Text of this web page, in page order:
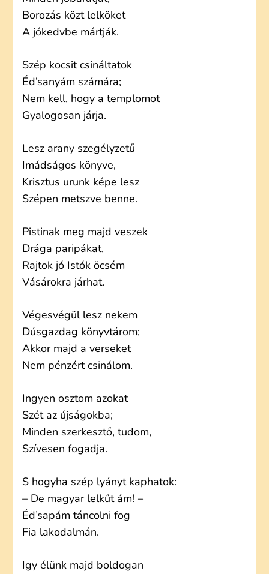
Borozás közt lelköket
A jókedvbe mártják.
Szép kocsit csináltatok
Éd’sanyám számára;
Nem kell, hogy a templomot
Gyalogosan járja.
Lesz arany szegélyzetű
Imádságos könyve,
Krisztus urunk képe lesz
Szépen metszve benne.
Pistinak meg majd veszek
Drága paripákat,
Rajtok jó Istók öcsém
Vásárokra járhat.
Végesvégül lesz nekem
Dúsgazdag könyvtárom;
Akkor majd a verseket
Nem pénzért csinálom.
Ingyen osztom azokat
Szét az újságokba;
Minden szerkesztő, tudom,
Szívesen fogadja.
S hogyha szép lyányt kaphatok:
– De magyar lelkűt ám! –
Éd’sapám táncolni fog
Fia lakodalmán.
Igy élünk majd boldogan